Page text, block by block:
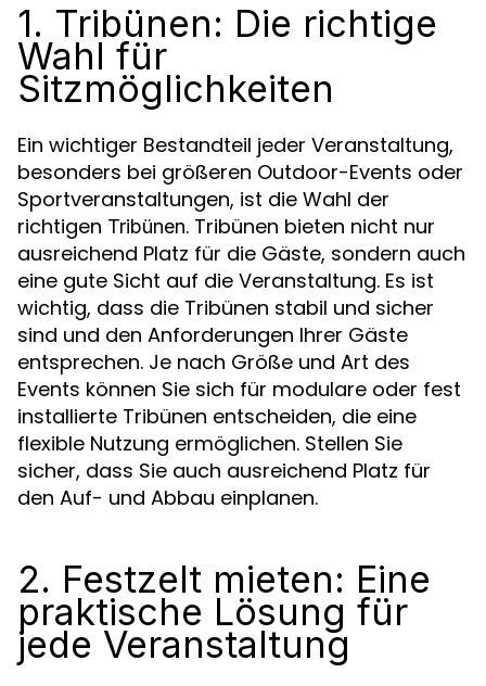
1. Tribünen: Die richtige
Wahl für
Sitzmöglichkeiten
Ein wichtiger Bestandteil jeder Veranstaltung,
besonders bei größeren Outdoor-Events oder
Sportveranstaltungen, ist die Wahl der
richtigen Tribünen. Tribünen bieten nicht nur
ausreichend Platz für die Gäste, sondern auch
eine gute Sicht auf die Veranstaltung. Es ist
wichtig, dass die Tribünen stabil und sicher
sind und den Anforderungen Ihrer Gäste
entsprechen. Je nach Größe und Art des
Events können Sie sich für modulare oder fest
installierte Tribünen entscheiden, die eine
flexible Nutzung ermöglichen. Stellen Sie
sicher, dass Sie auch ausreichend Platz für
den Auf- und Abbau einplanen.
2. Festzelt mieten: Eine
praktische Lösung für
jede Veranstaltung